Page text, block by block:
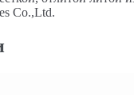
Co.,Ltd.